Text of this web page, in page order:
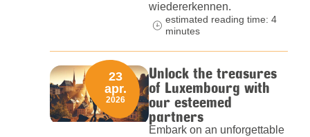
wiedererkennen.
estimated reading time: 4
minutes
Unlock the treasures
of Luxembourg with
our esteemed
partners
Embark on an unforgettable
23
apr.
2026